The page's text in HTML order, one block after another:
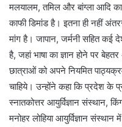
मलयालम, तमिल और बांग्ला आदि
काफी डिमांड है। इतना ही नहीं
मांग है। जापान, जर्मनी सहित कई
है, जहां भाषा का ज्ञान होने पर
छात्राओं को अपने नियमित
चाहिये। उन्होंने कहा कि प्रदेश के
स्नातकोत्तर आयुर्विज्ञान संस्थान,
मनोहर लोहिया आयुर्विज्ञान